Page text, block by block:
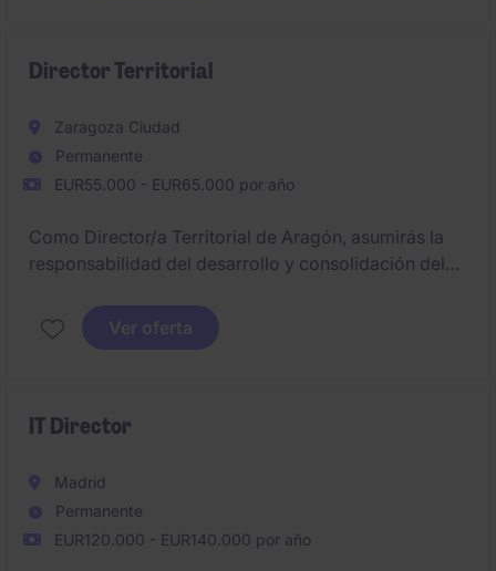
Director Territorial
Zaragoza Ciudad
Permanente
EUR55.000 - EUR65.000 por año
Como Director/a Territorial de Aragón, asumirás la
responsabilidad del desarrollo y consolidación del
comercial y el crecimiento de la cartera de clientes
industriales y empresariales.
Ver oferta
IT Director
Madrid
Permanente
EUR120.000 - EUR140.000 por año